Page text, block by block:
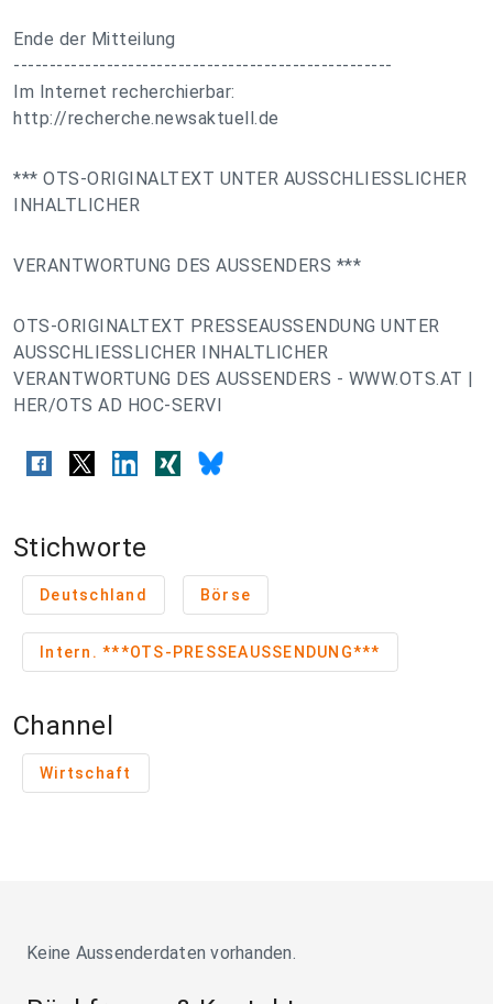
Ende der Mitteilung
-----------------------------------------------------
Im Internet recherchierbar:
http://recherche.newsaktuell.de
*** OTS-ORIGINALTEXT UNTER AUSSCHLIESSLICHER
INHALTLICHER
VERANTWORTUNG DES AUSSENDERS ***
OTS-ORIGINALTEXT PRESSEAUSSENDUNG UNTER
AUSSCHLIESSLICHER INHALTLICHER
VERANTWORTUNG DES AUSSENDERS - WWW.OTS.AT |
HER/OTS AD HOC-SERVI
Stichworte
Deutschland Börse
Intern. ***OTS-PRESSEAUSSENDUNG***
Channel
Wirtschaft
Keine Aussenderdaten vorhanden.